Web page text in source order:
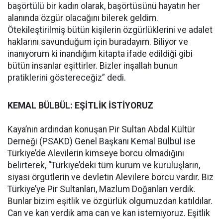
başörtülü bir kadın olarak, başörtüsünü hayatın her
alanında özgür olacağını bilerek geldim.
Ötekileştirilmiş bütün kişilerin özgürlüklerini ve adalet
haklarını savunduğum için buradayım. Biliyor ve
inanıyorum ki inandığım kitapta ifade edildiği gibi
bütün insanlar eşittirler. Bizler inşallah bunun
pratiklerini göstereceğiz” dedi.
KEMAL BÜLBÜL: EŞİTLİK İSTİYORUZ
Kaya’nın ardından konuşan Pir Sultan Abdal Kültür
Derneği (PSAKD) Genel Başkanı Kemal Bülbül ise
Türkiye’de Alevilerin kimseye borcu olmadığını
belirterek, “Türkiye’deki tüm kurum ve kuruluşların,
siyasi örgütlerin ve devletin Alevilere borcu vardır. Biz
Türkiye’ye Pir Sultanları, Mazlum Doğanları verdik.
Bunlar bizim eşitlik ve özgürlük olgumuzdan katıldılar.
Can ve kan verdik ama can ve kan istemiyoruz. Eşitlik